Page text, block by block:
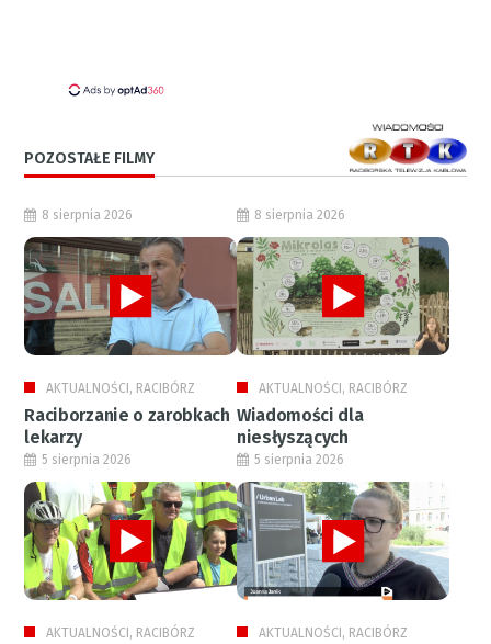
POZOSTAŁE FILMY
8 sierpnia 2026
AKTUALNOŚCI, RACIBÓRZ
Raciborzanie o zarobkach
lekarzy
8 sierpnia 2026
AKTUALNOŚCI, RACIBÓRZ
Wiadomości dla
niesłyszących
5 sierpnia 2026
AKTUALNOŚCI, RACIBÓRZ
5 sierpnia 2026
AKTUALNOŚCI, RACIBÓRZ